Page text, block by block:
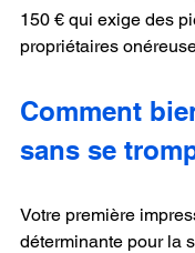
150 € qui exige des
propriétaires
Comment
sans se
Votre première
déterminante pour la